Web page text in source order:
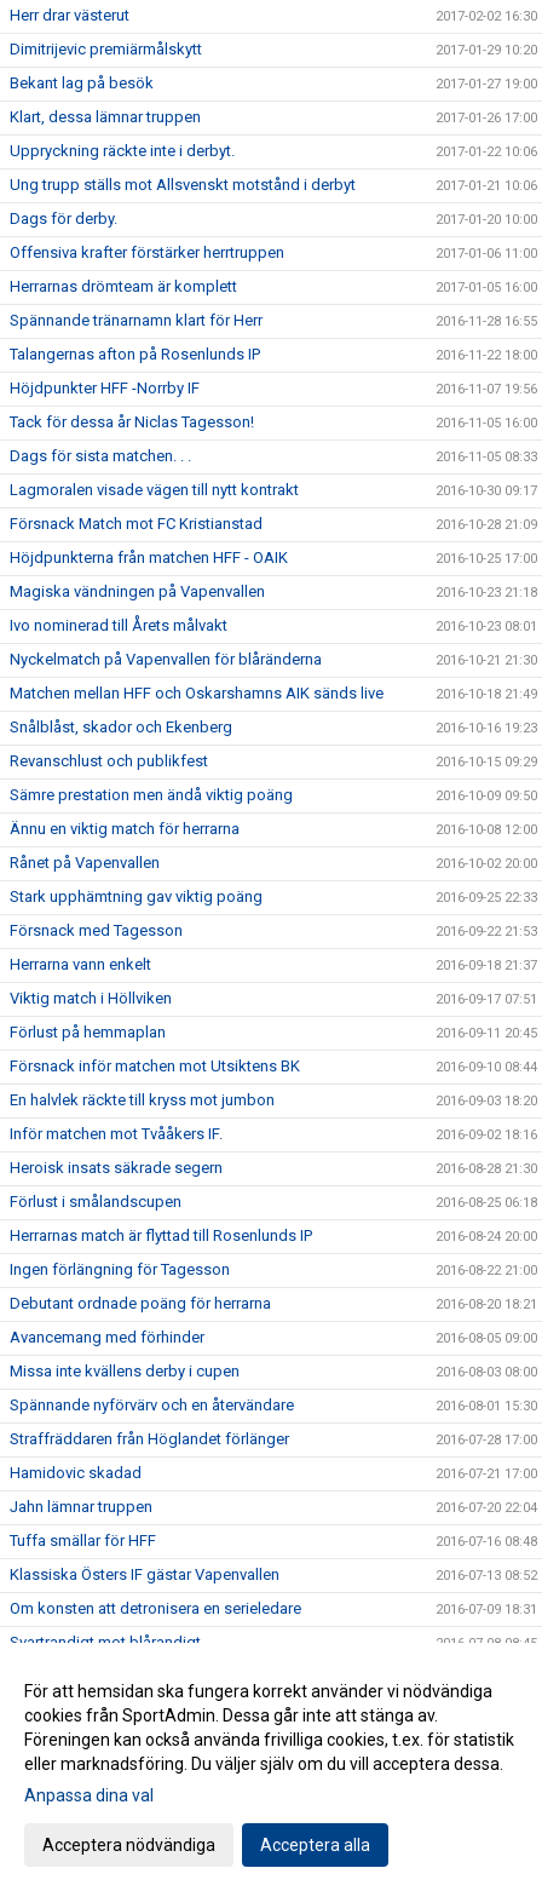
Herr drar västerut 2017-02-02 16:30
Dimitrijevic premiärmålskytt 2017-01-29 10:20
Bekant lag på besök 2017-01-27 19:00
Klart, dessa lämnar truppen 2017-01-26 17:00
Uppryckning räckte inte i derbyt. 2017-01-22 10:06
Ung trupp ställs mot Allsvenskt motstånd i derbyt 2017-01-21 10:06
Dags för derby. 2017-01-20 10:00
Offensiva krafter förstärker herrtruppen 2017-01-06 11:00
Herrarnas drömteam är komplett 2017-01-05 16:00
Spännande tränarnamn klart för Herr 2016-11-28 16:55
Talangernas afton på Rosenlunds IP 2016-11-22 18:00
Höjdpunkter HFF -Norrby IF 2016-11-07 19:56
Tack för dessa år Niclas Tagesson! 2016-11-05 16:00
Dags för sista matchen. . . 2016-11-05 08:33
Lagmoralen visade vägen till nytt kontrakt 2016-10-30 09:17
Försnack Match mot FC Kristianstad 2016-10-28 21:09
Höjdpunkterna från matchen HFF - OAIK 2016-10-25 17:00
Magiska vändningen på Vapenvallen 2016-10-23 21:18
Ivo nominerad till Årets målvakt 2016-10-23 08:01
Nyckelmatch på Vapenvallen för blåränderna 2016-10-21 21:30
Matchen mellan HFF och Oskarshamns AIK sänds live 2016-10-18 21:49
Snålblåst, skador och Ekenberg 2016-10-16 19:23
Revanschlust och publikfest 2016-10-15 09:29
Sämre prestation men ändå viktig poäng 2016-10-09 09:50
Ännu en viktig match för herrarna 2016-10-08 12:00
Rånet på Vapenvallen 2016-10-02 20:00
Stark upphämtning gav viktig poäng 2016-09-25 22:33
Försnack med Tagesson 2016-09-22 21:53
Herrarna vann enkelt 2016-09-18 21:37
Viktig match i Höllviken 2016-09-17 07:51
Förlust på hemmaplan 2016-09-11 20:45
Försnack inför matchen mot Utsiktens BK 2016-09-10 08:44
En halvlek räckte till kryss mot jumbon 2016-09-03 18:20
Inför matchen mot Tvååkers IF. 2016-09-02 18:16
Heroisk insats säkrade segern 2016-08-28 21:30
Förlust i smålandscupen 2016-08-25 06:18
Herrarnas match är flyttad till Rosenlunds IP 2016-08-24 20:00
Ingen förlängning för Tagesson 2016-08-22 21:00
Debutant ordnade poäng för herrarna 2016-08-20 18:21
Avancemang med förhinder 2016-08-05 09:00
Missa inte kvällens derby i cupen 2016-08-03 08:00
Spännande nyförvärv och en återvändare 2016-08-01 15:30
Straffräddaren från Höglandet förlänger 2016-07-28 17:00
Hamidovic skadad 2016-07-21 17:00
Jahn lämnar truppen 2016-07-20 22:04
Tuffa smällar för HFF 2016-07-16 08:48
Klassiska Östers IF gästar Vapenvallen 2016-07-13 08:52
Om konsten att detronisera en serieledare 2016-07-09 18:31
Svartrandigt mot blårandigt 2016-07-08 08:45
Tuff match väntar på Vapenvallen
Ovan målskytt säkrade segern 2016-06-26 19:19
Försnack match mot Utsiktens BK
För att hemsidan ska fungera korrekt använder vi nödvändiga
cookies från SportAdmin. Dessa går inte att stänga av.
Föreningen kan också använda frivilliga cookies, t.ex. för statistik
eller marknadsföring. Du väljer själv om du vill acceptera dessa.
Anpassa dina val
Acceptera nödvändiga Acceptera alla